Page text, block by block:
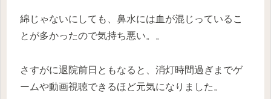
綿じゃないにしても、鼻水には血が混じっているこ
とが多かったので気持ち悪い。。
さすがに退院前日ともなると、消灯時間過ぎまでゲ
ームや動画視聴できるほど元気になりました。